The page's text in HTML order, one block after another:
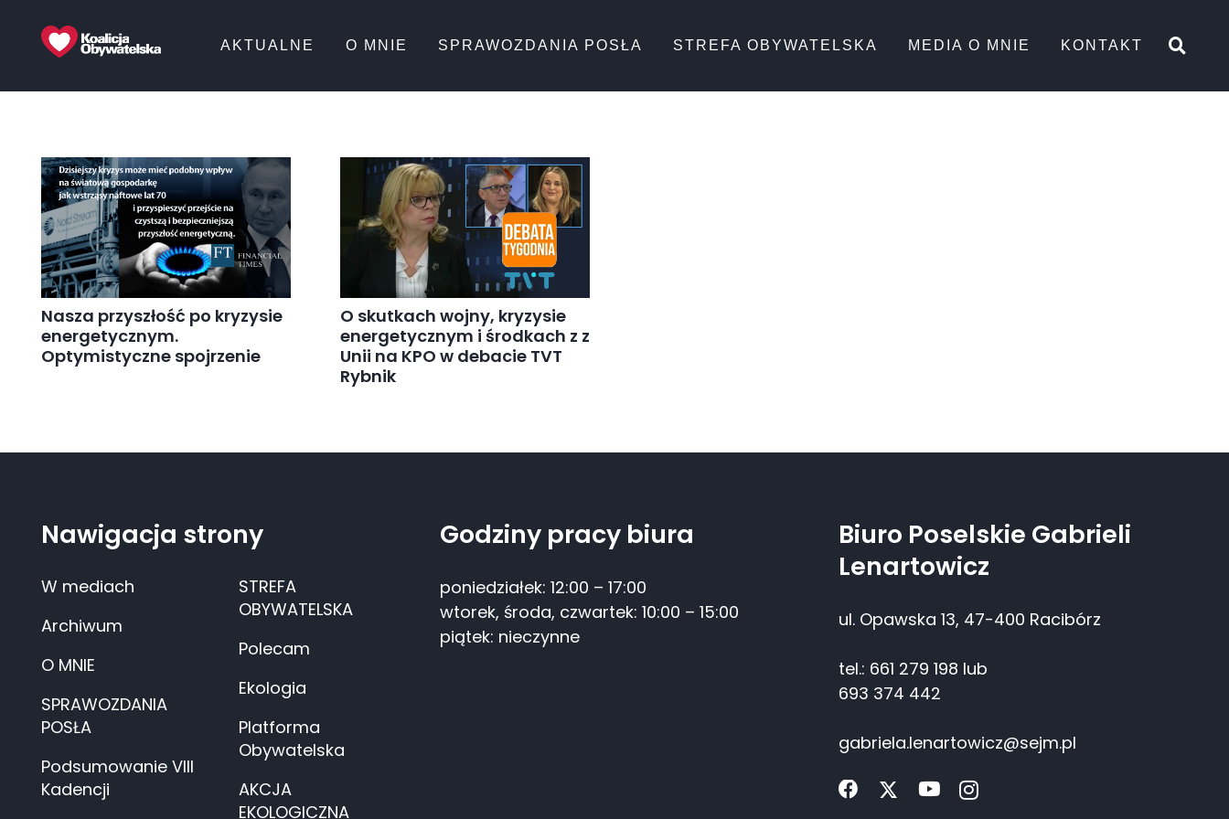
AKTUALNE O MNIE SPRAWOZDANIA POSŁA STREFA OBYWATELSKA MEDIA O MNIE KONTAKT
Nasza przyszłość po kryzysie
energetycznym.
Optymistyczne spojrzenie
O skutkach wojny, kryzysie
energetycznym i środkach z z
Unii na KPO w debacie TVT
Rybnik
Nawigacja strony
W mediach
Archiwum
O MNIE
SPRAWOZDANIA
POSŁA
Podsumowanie VIII
Kadencji
STREFA
OBYWATELSKA
Polecam
Ekologia
Platforma
Obywatelska
AKCJA
EKOLOGICZNA
Godziny pracy biura
poniedziałek: 12:00 – 17:00
wtorek, środa, czwartek: 10:00 – 15:00
piątek: nieczynne
Biuro Poselskie Gabrieli
Lenartowicz
ul. Opawska 13, 47-400 Racibórz
tel.: 661 279 198 lub
693 374 442
gabriela.lenartowicz@sejm.pl